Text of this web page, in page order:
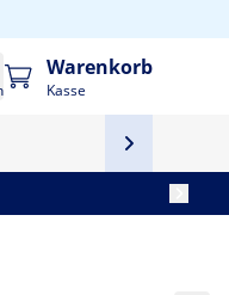
Warenkorb
Kasse